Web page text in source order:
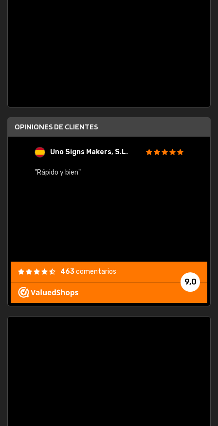
OPINIONES DE CLIENTES
Uno Signs Makers, S.L.
"Rápido y bien"
9,0
463comentarios